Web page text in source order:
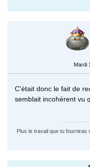
Mardi
C'était donc le fait de
semblait incohérent vu
Plus le travail que tu